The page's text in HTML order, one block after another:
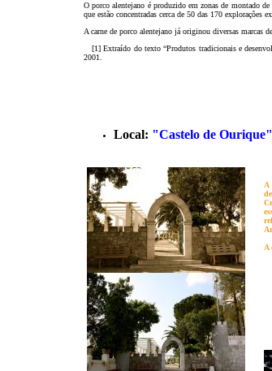
O porco alentejano é produzido em zonas de montado
que estão concentradas cerca de 50 das 170 explorações
A carne de porco alentejano já originou diversas marcas
[1]Extraído do texto “Produtos tradicionais e
2001.
Local: "Castelo de Ourique"
A
A